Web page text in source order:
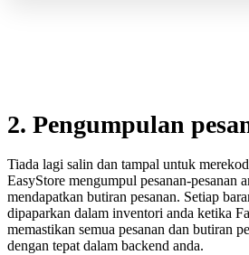
2. Pengumpulan
Tiada lagi salin dan tampal untuk
EasyStore mengumpul pesanan-pesanan
mendapatkan butiran pesanan. Setiap
dipaparkan dalam inventori anda ketika
memastikan semua pesanan dan butiran
dengan tepat dalam backend anda.